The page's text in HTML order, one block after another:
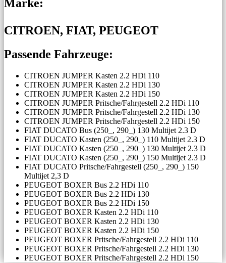
Marke:
CITROEN, FIAT, PEUGEOT
Passende Fahrzeuge:
CITROEN JUMPER Kasten 2.2 HDi 110
CITROEN JUMPER Kasten 2.2 HDi 130
CITROEN JUMPER Kasten 2.2 HDi 150
CITROEN JUMPER Pritsche/Fahrgestell 2.2 HDi 110
CITROEN JUMPER Pritsche/Fahrgestell 2.2 HDi 130
CITROEN JUMPER Pritsche/Fahrgestell 2.2 HDi 150
FIAT DUCATO Bus (250_, 290_) 130 Multijet 2.3 D
FIAT DUCATO Kasten (250_, 290_) 110 Multijet 2.3 D
FIAT DUCATO Kasten (250_, 290_) 130 Multijet 2.3 D
FIAT DUCATO Kasten (250_, 290_) 150 Multijet 2.3 D
FIAT DUCATO Pritsche/Fahrgestell (250_, 290_) 150
Multijet 2,3 D
PEUGEOT BOXER Bus 2.2 HDi 110
PEUGEOT BOXER Bus 2.2 HDi 130
PEUGEOT BOXER Bus 2.2 HDi 150
PEUGEOT BOXER Kasten 2.2 HDi 110
PEUGEOT BOXER Kasten 2.2 HDi 130
PEUGEOT BOXER Kasten 2.2 HDi 150
PEUGEOT BOXER Pritsche/Fahrgestell 2.2 HDi 110
PEUGEOT BOXER Pritsche/Fahrgestell 2.2 HDi 130
PEUGEOT BOXER Pritsche/Fahrgestell 2.2 HDi 150